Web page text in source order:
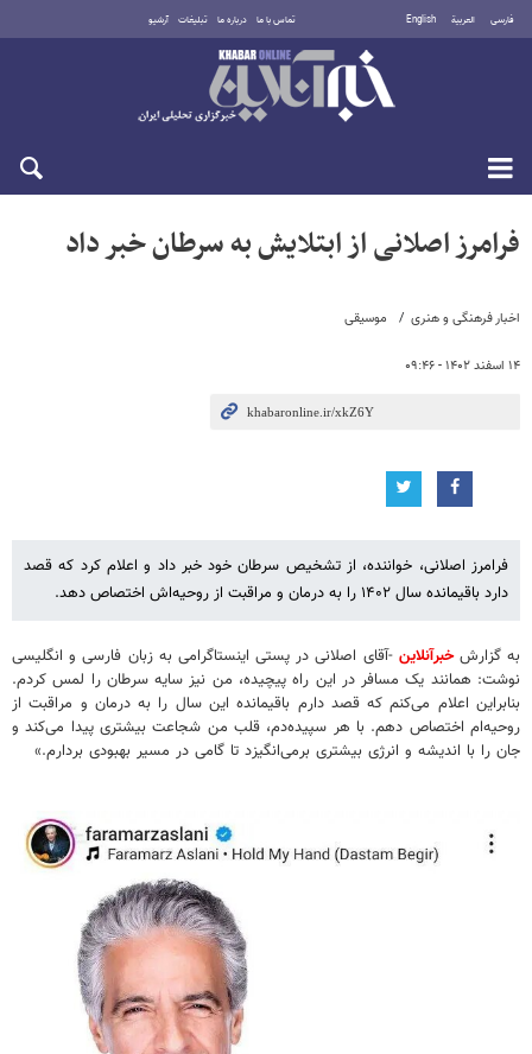
فارسی العربية English تماس با ما درباره ما تبلیغات آرشیو
پنجشنبه ۱۵ مرداد ۱۴۰۵
اخبار فرهنگی و هنری موسیقی
۱۴ اسفند ۱۴۰۲ - ۰۹:۴۶
فرامرز اصلانی از ابتلایش به سرطان خبر داد
فرامرز اصلانی، خواننده، از تشخیص سرطان خود خبر داد و اعلام کرد که قصد
دارد باقیمانده سال ۱۴۰۲ را به درمان و مراقبت از روحیه‌اش اختصاص دهد.
به گزارشخبرآنلاین -آقای اصلانی در پستی اینستاگرامی به زبان فارسی و انگلیسی
نوشت: همانند یک مسافر در این راه پیچیده، من نیز سایه سرطان را لمس کردم.
بنابراین اعلام می‌کنم که قصد دارم باقیمانده این سال را به درمان و مراقبت از
روحیه‌ام اختصاص دهم. با هر سپیده‌دم، قلب من شجاعت بیشتری پیدا می‌کند و
جان را با اندیشه و انرژی بیشتری برمی‌انگیزد تا گامی در مسیر بهبودی بردارم.»